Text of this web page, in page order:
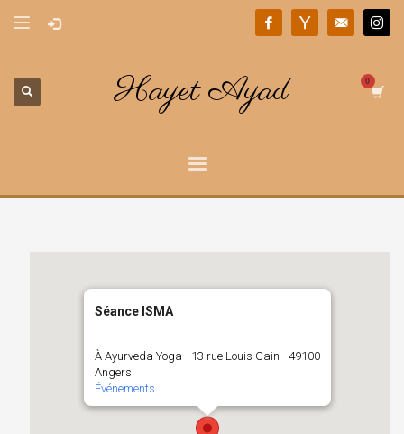
Hayet Ayad
Séance ISMA
À Ayurveda Yoga - 13 rue Louis Gain - 49100
Angers
Événements